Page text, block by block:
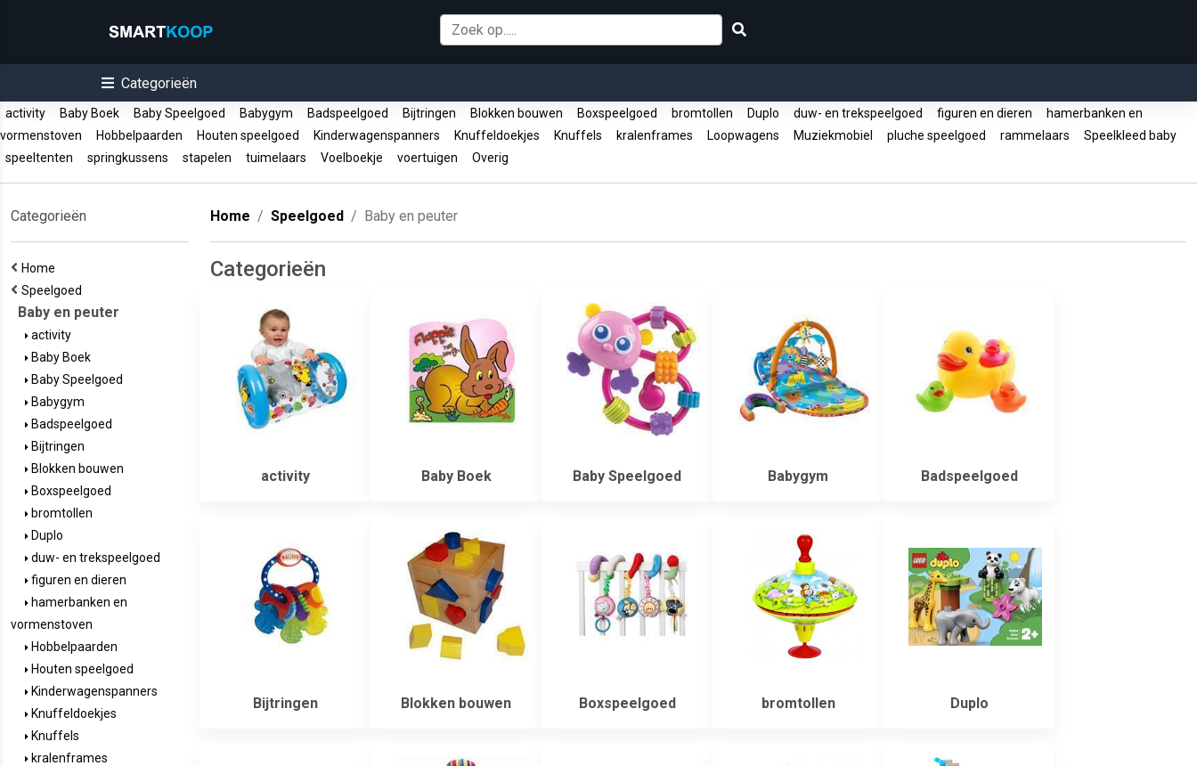
Categorieën
activity Baby Boek Baby Speelgoed Babygym Badspeelgoed Bijtringen Blokken bouwen Boxspeelgoed bromtollen Duplo duw- en trekspeelgoed figuren en dieren
hamerbanken en
vormenstoven
Hobbelpaarden Houten speelgoed Kinderwagenspanners Knuffeldoekjes Knuffels kralenframes Loopwagens Muziekmobiel pluche speelgoed rammelaars
Speelkleed baby
speeltenten
springkussens stapelen tuimelaars Voelboekje voertuigen Overig
Categorieën
Home
Speelgoed
Baby en peuter
activity
Baby Boek
Baby Speelgoed
Babygym
Badspeelgoed
Bijtringen
Blokken bouwen
Boxspeelgoed
bromtollen
Duplo
duw- en trekspeelgoed
figuren en dieren
hamerbanken en
vormenstoven
Hobbelpaarden
Houten speelgoed
Kinderwagenspanners
Knuffeldoekjes
Knuffels
kralenframes
Home Speelgoed Baby en peuter
Categorieën
activity Baby Boek Baby Speelgoed Babygym Badspeelgoed
Bijtringen Blokken bouwen Boxspeelgoed bromtollen Duplo